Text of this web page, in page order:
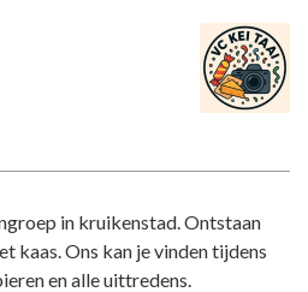
in kruikenstad. Ontstaan
kaas. Ons kan je vinden tijdens
en alle uittredens.